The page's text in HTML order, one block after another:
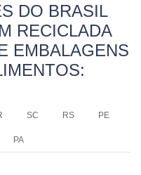
DO BRASIL
RECICLADA
EMBALAGENS
SC RS PE
PA